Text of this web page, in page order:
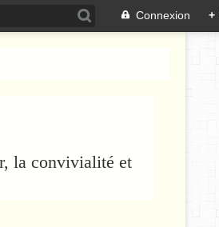
Connexion +
la convivialité et